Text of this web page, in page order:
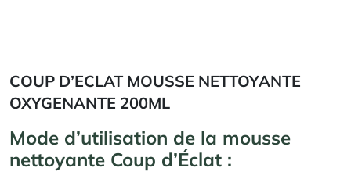
COUP D’ECLAT MOUSSE NETTOYANTE
OXYGENANTE 200ML
Mode d’utilisation de la mousse
nettoyante Coup d’Éclat :